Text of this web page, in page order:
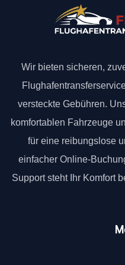
Wir bieten sicheren,
versteckte Gebühren.
komfortablen Fahrzeuge
für eine reibungslose
einfacher Online-
Support steht Ihr Komfort